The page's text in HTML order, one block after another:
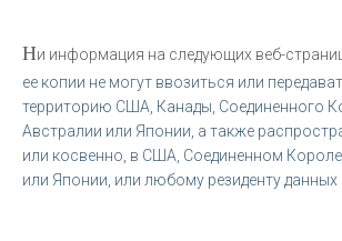
Ни информация на следующих веб-
ее копии не могут ввозиться или
территорию США, Канады, Соединенного
Австралии или Японии, а также
или косвенно, в США, Соединенном
или Японии, или любому резиденту данных